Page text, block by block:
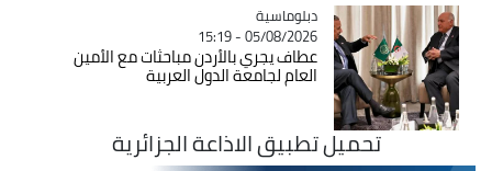
Catégorie
دبلوماسية
05/08/2026 - 15:19
عطاف يجري بالأردن مباحثات مع الأمين
العام لجامعة الدول العربية
تحميل تطبيق الاذاعة الجزائرية